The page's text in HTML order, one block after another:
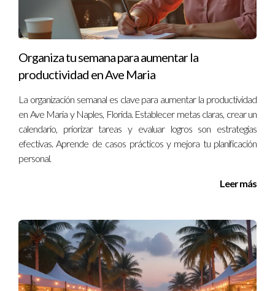
sea.
Tómate un descanso. A veces, desconectar unos minutos
mental.
¿La técnica Pomodoro realmente funciona?
Sí, muchas personas encuentran que trabajar en intervalos
ayudarte a encontrar el método que mejor funcione para ti.
No dudes en ponerte en contacto conmigo al +13057764866
si deseas discutir más sobre cómo puedes mejorar tu
productividad semanalmente.
Organiza tu semana para aumentar la
productividad en Ave Maria
La organización semanal es clave para aumentar la productividad
en Ave Maria y Naples, Florida. Establecer metas claras, crear un
calendario, priorizar tareas y evaluar logros son estrategias
efectivas. Aprende de casos prácticos y mejora tu planificación
personal.
Leer más